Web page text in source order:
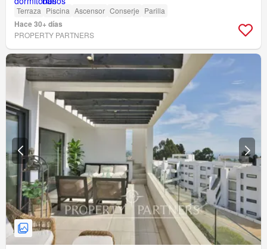
Terraza Piscina Ascensor Conserje Parilla
Hace 30+ días
PROPERTY PARTNERS